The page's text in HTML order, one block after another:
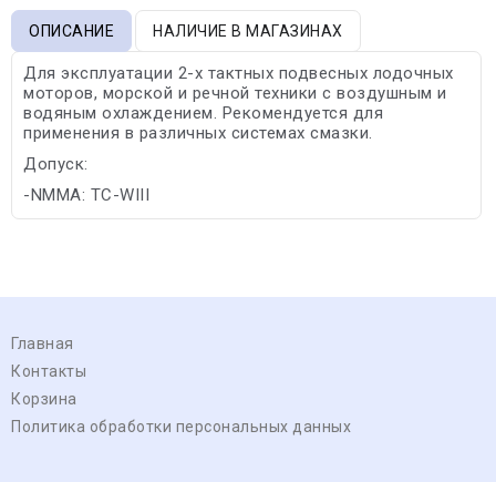
ОПИСАНИЕ НАЛИЧИЕ В МАГАЗИНАХ
Для эксплуатации 2-х тактных подвесных лодочных
моторов, морской и речной техники с воздушным и
водяным охлаждением. Рекомендуется для
применения в различных системах смазки.
Допуск:
-NMMA: TC-WIII
Главная
Контакты
Корзина
Политика обработки персональных данных